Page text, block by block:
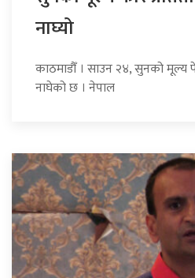
नाघ्यो
काठमाडौँ । साउन २४, सुनको मूल्य
नाघेको छ । नेपाल